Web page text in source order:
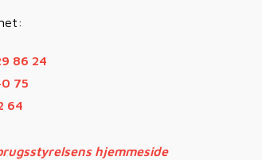
86 24
75
64
hjemmeside